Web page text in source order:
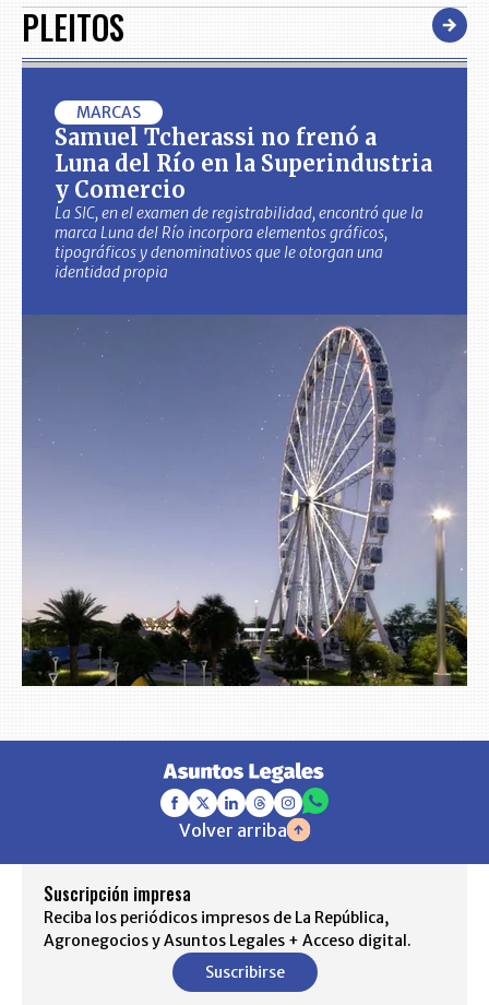
PLEITOS
MARCAS
Samuel Tcherassi no frenó a
Luna del Río en la Superindustria
y Comercio
La SIC, en el examen de registrabilidad, encontró que la
marca Luna del Río incorpora elementos gráficos,
tipográficos y denominativos que le otorgan una
identidad propia
Volver arriba
Suscripción impresa
Reciba los periódicos impresos de La República,
Agronegocios y Asuntos Legales + Acceso digital.
Suscribirse